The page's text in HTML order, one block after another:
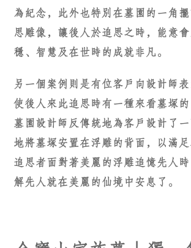
為紀念，此外也特別在墓園的一角
思雕像，讓後人於追思之時，能意
穩、智慧及在世時的成就非凡。
另一個案例則是有位客戶向設計師
使後人來此追思時有一種來看墓塚
墓園設計師反傳統地為客戶設計了
地將墓塚安置在浮雕的背面，以滿足
追思者面對著美麗的浮雕追憶先人
解先人就在美麗的仙境中安息了。